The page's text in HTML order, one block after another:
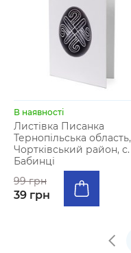
В наявності
Листівка Писанка
Тернопільська область,
Чортківський район, с.
Бабинці
99 грн
39 грн